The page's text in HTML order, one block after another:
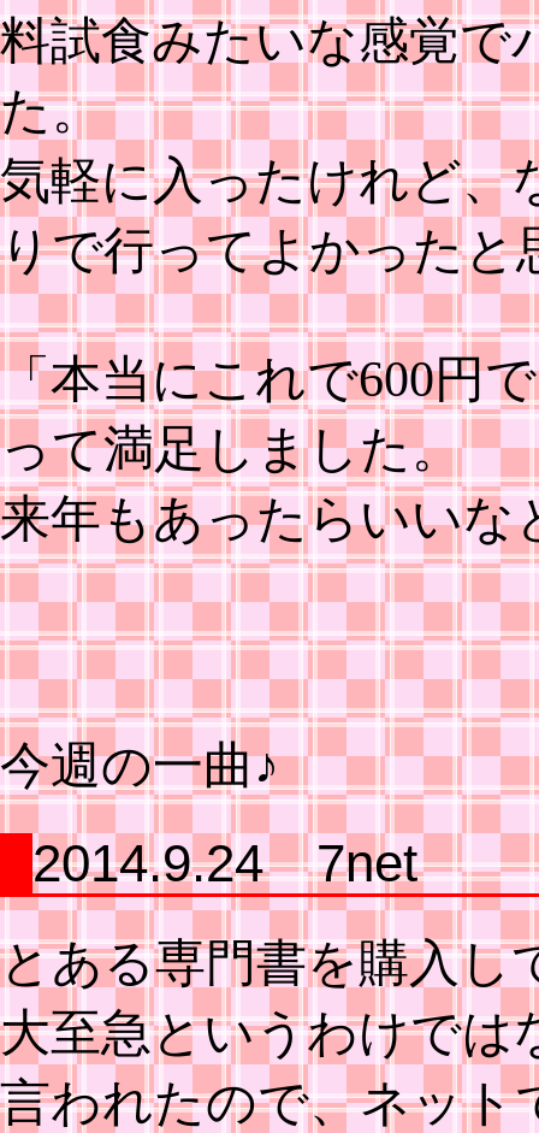
料試食みたいな感覚で
た。
気軽に入ったけれど、
りで行ってよかったと
「本当にこれで600円
って満足しました。
来年もあったらいいな
今週の一曲♪
2014.9.24 7net
とある専門書を購入し
大至急というわけでは
言われたので、ネット